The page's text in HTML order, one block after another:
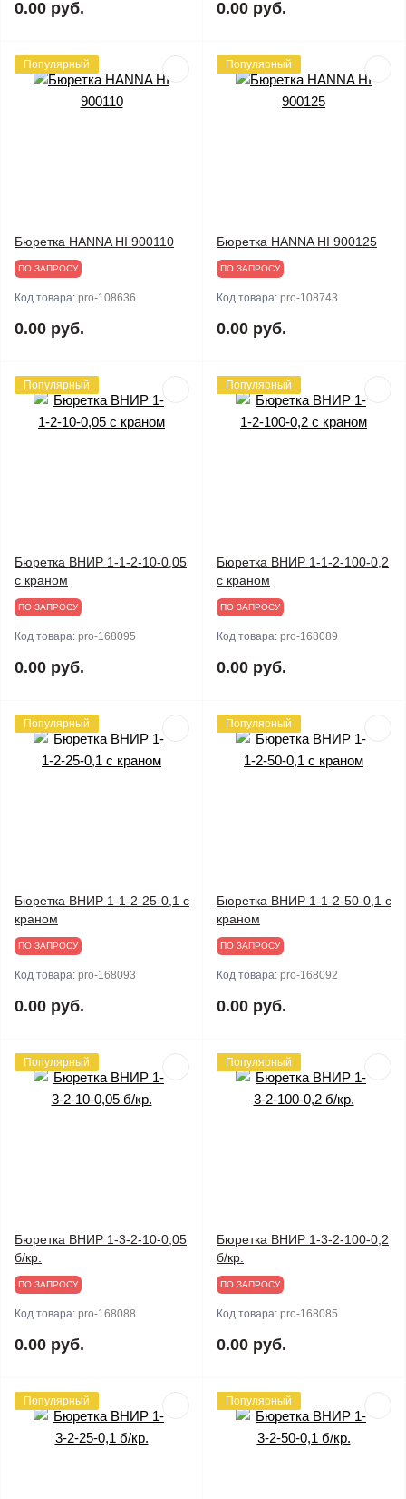
0.00 руб. 0.00 руб.
Популярный
Бюретка HANNA HI 900110
ПО ЗАПРОСУ
Код товара: pro-108636
0.00 руб.
Популярный
Бюретка HANNA HI 900125
ПО ЗАПРОСУ
Код товара: pro-108743
0.00 руб.
Популярный
Бюретка ВНИР 1-1-2-10-0,05
с краном
ПО ЗАПРОСУ
Код товара: pro-168095
0.00 руб.
Популярный
Бюретка ВНИР 1-1-2-100-0,2
с краном
ПО ЗАПРОСУ
Код товара: pro-168089
0.00 руб.
Популярный
Бюретка ВНИР 1-1-2-25-0,1 с
краном
ПО ЗАПРОСУ
Код товара: pro-168093
0.00 руб.
Популярный
Бюретка ВНИР 1-1-2-50-0,1 с
краном
ПО ЗАПРОСУ
Код товара: pro-168092
0.00 руб.
Популярный
Бюретка ВНИР 1-3-2-10-0,05
б/кр.
ПО ЗАПРОСУ
Код товара: pro-168088
0.00 руб.
Популярный
Бюретка ВНИР 1-3-2-100-0,2
б/кр.
ПО ЗАПРОСУ
Код товара: pro-168085
0.00 руб.
Популярный Популярный